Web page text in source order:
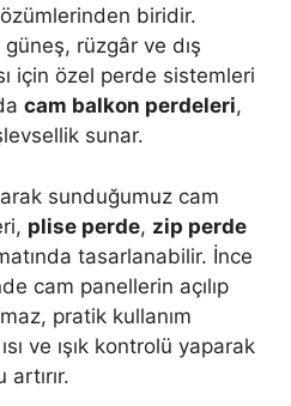
biridir.
rüzgâr ve dış
için özel perde sistemleri
cam balkon perdeleri,
sunar.
sunduğumuz cam
plise perde, zip perde
tasarlanabilir. İnce
cam panellerin açılıp
pratik kullanım
ve ışık kontrolü yaparak
artırır.